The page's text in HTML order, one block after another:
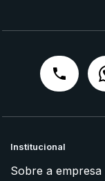
Institucional
Sobre a empresa